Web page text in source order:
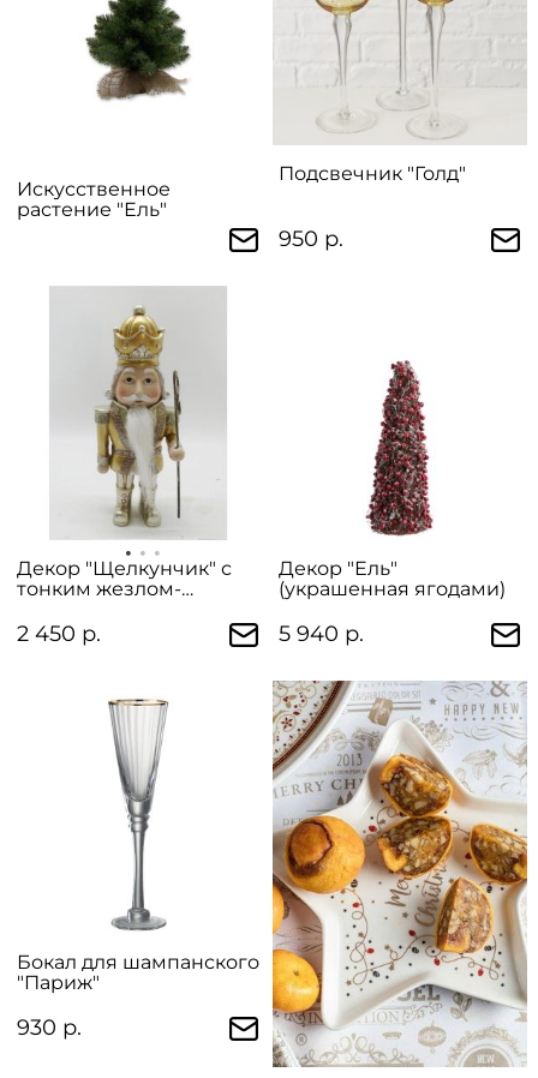
Искусственное
растение "Ель"
Подсвечник "Голд"
950 р.
Декор "Щелкунчик" с
тонким жезлом-
2 450 р.
Декор "Ель"
(украшенная ягодами)
5 940 р.
Бокал для шампанского
"Париж"
930 р.